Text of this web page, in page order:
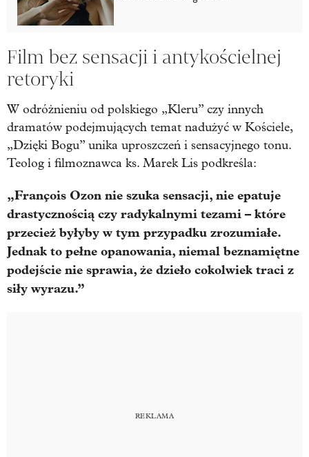
Film bez sensacji i antykościelnej
retoryki
W odróżnieniu od polskiego „Kleru” czy innych
dramatów podejmujących temat nadużyć w Kościele,
„Dzięki Bogu” unika uproszczeń i sensacyjnego tonu.
Teolog i filmoznawca ks. Marek Lis podkreśla:
„François Ozon nie szuka sensacji, nie epatuje
drastycznością czy radykalnymi tezami – które
przecież byłyby w tym przypadku zrozumiałe.
Jednak to pełne opanowania, niemal beznamiętne
podejście nie sprawia, że dzieło cokolwiek traci z
siły wyrazu.”